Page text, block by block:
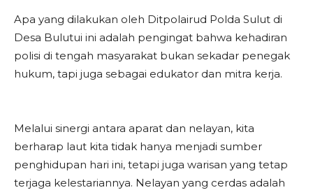
Apa yang dilakukan oleh Ditpolairud Polda Sulut di
Desa Bulutui ini adalah pengingat bahwa kehadiran
polisi di tengah masyarakat bukan sekadar penegak
hukum, tapi juga sebagai edukator dan mitra kerja.
Melalui sinergi antara aparat dan nelayan, kita
berharap laut kita tidak hanya menjadi sumber
penghidupan hari ini, tetapi juga warisan yang tetap
terjaga kelestariannya. Nelayan yang cerdas adalah